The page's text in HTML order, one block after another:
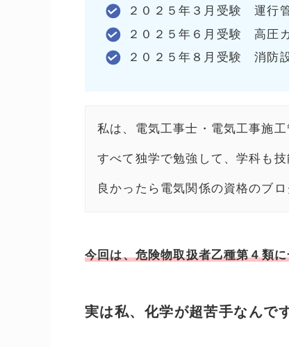
２０２５年３月受験 運行
２０２５年６月受験 高圧
２０２５年８月受験 消防
私は、電気工事士・電気工事施
すべて独学で勉強して、学科も技
良かったら電気関係の資格のブ
今回は、危険物取扱者乙種第４類
実は私、化学が超苦手なんです